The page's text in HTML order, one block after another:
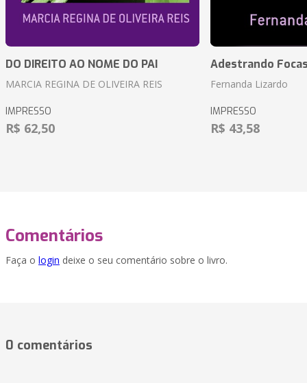
DO DIREITO AO NOME DO PAI
MARCIA REGINA DE OLIVEIRA REIS
IMPRESSO
R$ 62,50
Adestrando
Fernanda Lizardo
IMPRESSO
R$ 43,58
Comentários
Faça o login deixe o seu comentário sobre o livro.
0 comentários